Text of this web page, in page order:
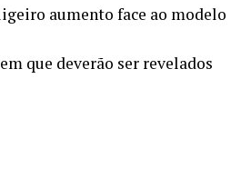
aumento face ao modelo
que deverão ser revelados